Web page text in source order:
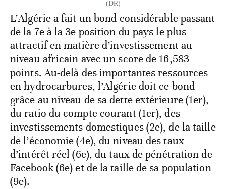
(DR)
L’Algérie a fait un bond considérable passant
de la 7e à la 3e position du pays le plus
attractif en matière d’investissement au
niveau africain avec un score de 16,583
points. Au-delà des importantes ressources
en hydrocarbures, l’Algérie doit ce bond
grâce au niveau de sa dette extérieure (1er),
du ratio du compte courant (1er), des
investissements domestiques (2e), de la taille
de l’économie (4e), du niveau des taux
d’intérêt réel (6e), du taux de pénétration de
Facebook (6e) et de la taille de sa population
(9e).